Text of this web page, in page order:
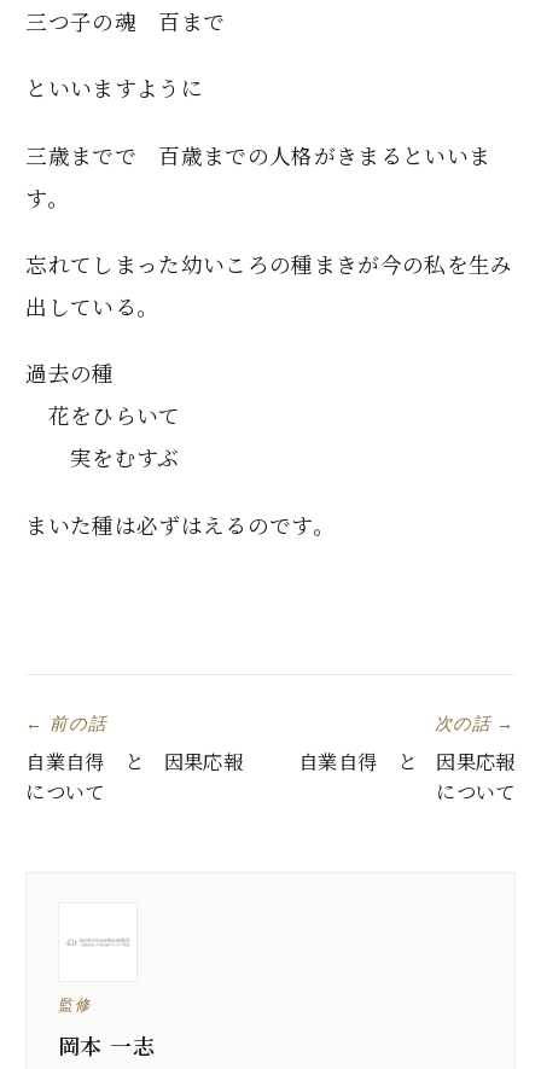
三つ子の魂 百まで
といいますように
三歳までで 百歳までの人格がきまるといいま
す。
忘れてしまった幼いころの種まきが今の私を生み
出している。
過去の種
花をひらいて
実をむすぶ
まいた種は必ずはえるのです。
← 前の話
自業自得 と 因果応報
について
次の話 →
自業自得 と 因果応報
について
監修
岡本 一志